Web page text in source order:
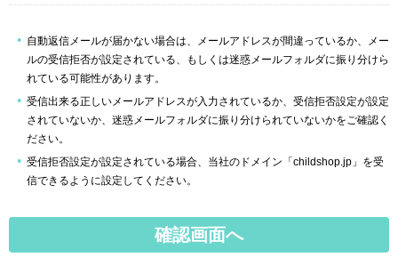
自動返信メールが届かない場合は、メールアドレスが間違っているか、メー
ルの受信拒否が設定されている、もしくは迷惑メールフォルダに振り分けら
れている可能性があります。
受信出来る正しいメールアドレスが入力されているか、受信拒否設定が設定
されていないか、迷惑メールフォルダに振り分けられていないかをご確認く
ださい。
受信拒否設定が設定されている場合、当社のドメイン「childshop.jp」を受
信できるように設定してください。